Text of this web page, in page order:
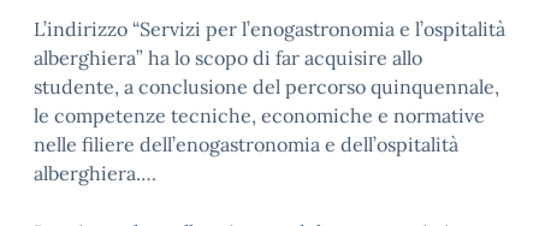
L’indirizzo “Servizi per l’enogastronomia e l’ospitalità
alberghiera” ha lo scopo di far acquisire allo
studente, a conclusione del percorso quinquennale,
le competenze tecniche, economiche e normative
nelle filiere dell’enogastronomia e dell’ospitalità
alberghiera….